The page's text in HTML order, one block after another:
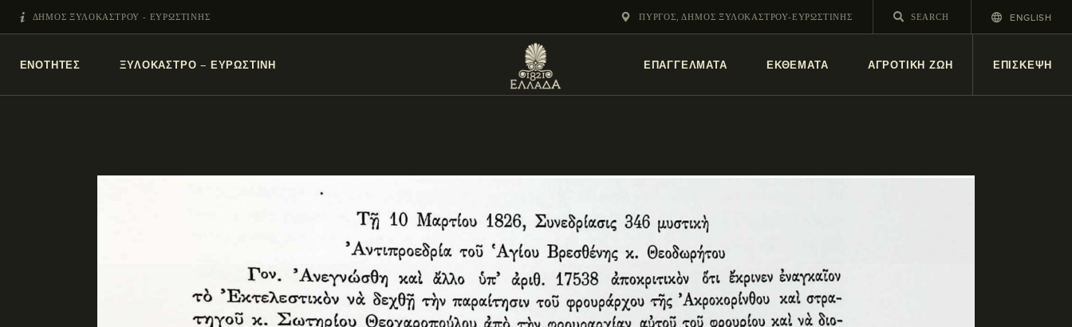
ΔΗΜΟΣ ΞΥΛΟΚΑΣΤΡΟΥ - ΕΥΡΩΣΤΙΝΗΣ ΠΎΡΓΟΣ, ΔΗΜΟΣ ΞΥΛΟΚΑΣΤΡΟΥ-ΕΥΡΩΣΤΙΝΗΣ ENGLISH
ΕΝΌΤΗΤΕΣ ΞΥΛΌΚΑΣΤΡΟ – ΕΥΡΩΣΤΊΝΗ ΕΠΑΓΓΕΛΜΑΤΑ ΕΚΘΕΜΑΤΑ ΑΓΡΟΤΙΚΗ ΖΩΗ ΕΠΙΣΚΕΨΗ
ΞΥΛΌΚΑΣΤΡΟ –
ΕΥΡΩΣΤΊΝΗ